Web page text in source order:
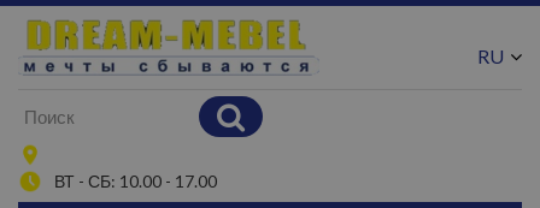
ВТ - СБ: 10.00 - 17.00
RU